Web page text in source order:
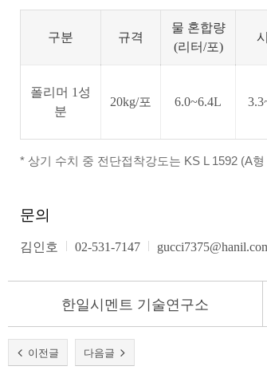
구분 규격
물 혼합량
(리터/포)
폴리머 1성
분
20kg/포 6.0~6.4L
* 상기 수치 중 전단접착강도는 KS L 1592 (A
문의
김인호 02-531-7147
한일시멘트 기술연구소
이전글 다음글